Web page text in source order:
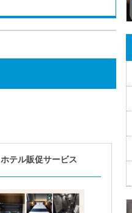
ホテル販促サービス